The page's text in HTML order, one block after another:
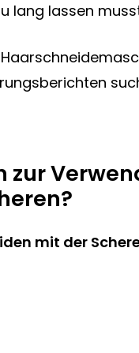
lang lassen
zur
mit der